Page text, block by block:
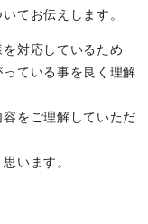
てお伝えします。
対応しているため
ている事を良く理解
をご理解していただ
います。